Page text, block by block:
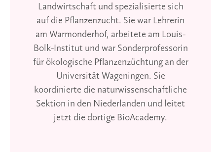
Landwirtschaft und spezialisierte sich
auf die Pflanzenzucht. Sie war Lehrerin
am Warmonderhof, arbeitete am Louis-
Bolk-Institut und war Sonderprofessorin
für ökologische Pflanzenzüchtung an der
Universität Wageningen. Sie
koordinierte die naturwissenschaftliche
Sektion in den Niederlanden und leitet
jetzt die dortige BioAcademy.